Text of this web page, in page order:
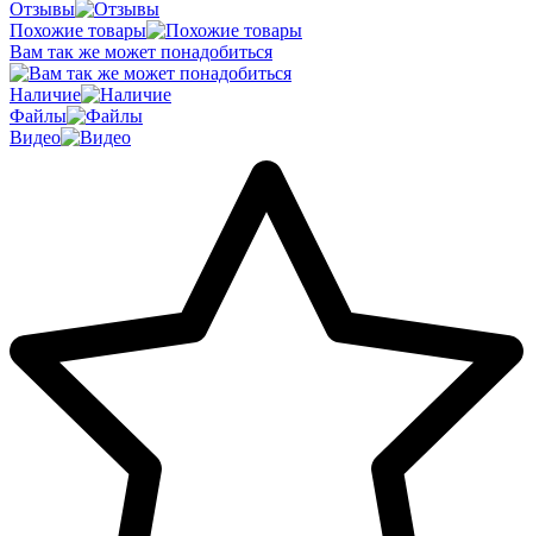
Отзывы
Похожие товары
Вам так же может понадобиться
Наличие
Файлы
Видео